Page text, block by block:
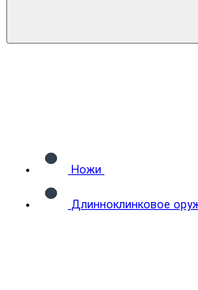
Ножи
Длинноклинковое